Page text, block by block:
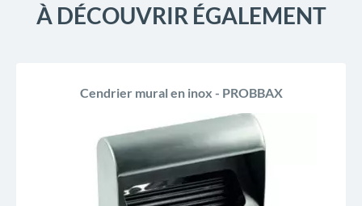
À DÉCOUVRIR ÉGALEMENT
Cendrier mural en inox - PROBBAX